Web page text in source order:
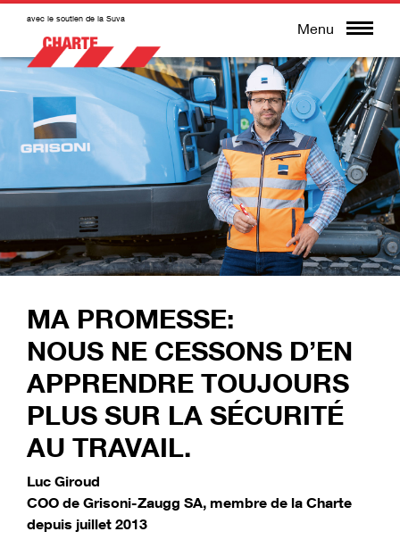
avec le soutien de la Suva
Menu
MA PROMESSE:
NOUS NE CESSONS D’EN
APPRENDRE TOUJOURS
PLUS SUR LA SÉCURITÉ
AU TRAVAIL.
Luc Giroud
COO de Grisoni-Zaugg SA, membre de la Charte
depuis juillet 2013